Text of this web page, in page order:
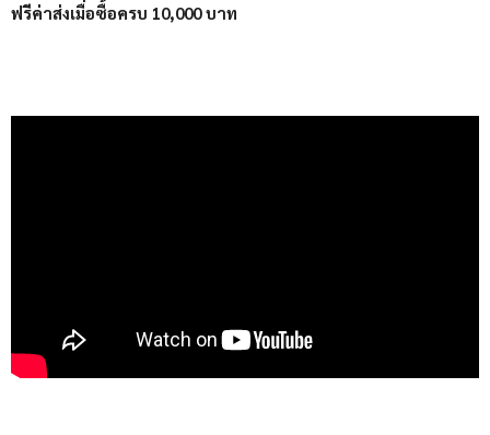
ฟรีค่าส่งเมื่อซื้อครบ 10,000 บาท